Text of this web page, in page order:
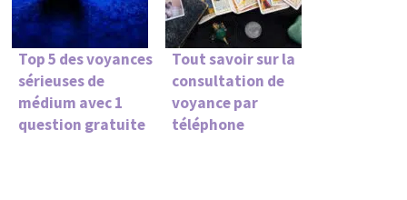
Top 5 des voyances
sérieuses de
médium avec 1
question gratuite
Tout savoir sur la
consultation de
voyance par
téléphone